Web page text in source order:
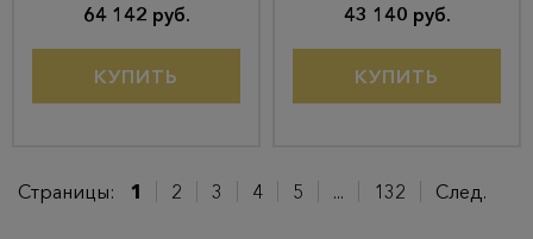
64 142 руб.
КУПИТЬ
43 140 руб.
КУПИТЬ
Страницы: 1 2 3 4 5 ... 132 След.